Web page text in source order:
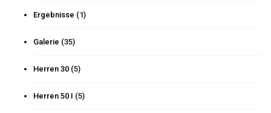
Ergebnisse (1)
Galerie (35)
Herren 30 (5)
Herren 50 I (5)